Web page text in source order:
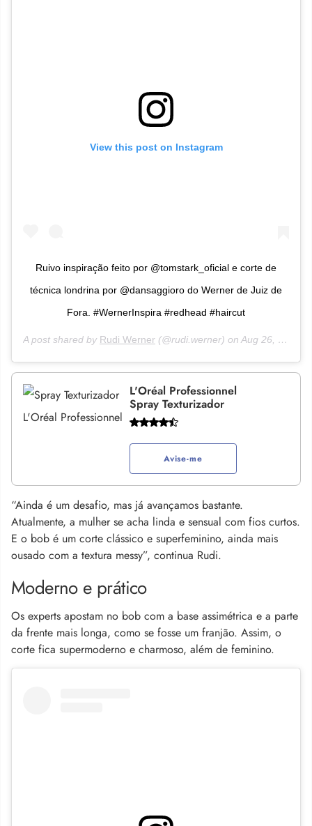
View this post on Instagram
Ruivo inspiração feito por @tomstark_oficial e corte de
técnica londrina por @dansaggioro do Werner de Juiz de
Fora. #WernerInspira #redhead #haircut
A post shared by Rudi Werner (@rudi.werner) on Aug 26, 2018 at 11:01am PDT
L'Oréal Professionnel
Spray Texturizador
Avise-me
“Ainda é um desafio, mas já avançamos bastante.
Atualmente, a mulher se acha linda e sensual com fios curtos.
E o bob é um corte clássico e superfeminino, ainda mais
ousado com a textura messy”, continua Rudi.
Moderno e prático
Os experts apostam no bob com a base assimétrica e a parte
da frente mais longa, como se fosse um franjão. Assim, o
corte fica supermoderno e charmoso, além de feminino.